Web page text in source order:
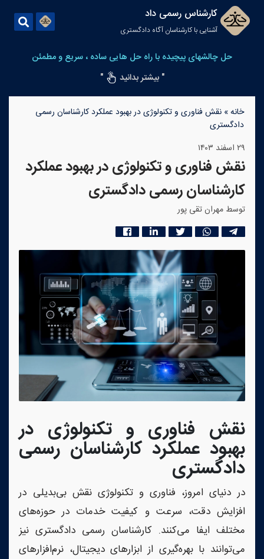
کارشناس رسمی داد
آشنایی با کارشناسان آگاه دادگستری
حل چالشهای پیچیده با راه حل هایی ساده ، سریع و مطمئن
" بیشتر بدانید
"
خانه» نقش فناوری و تکنولوژی در بهبود عملکرد کارشناسان رسمی
دادگستری
۲۹ اسفند ۱۴۰۳
نقش فناوری و تکنولوژی در بهبود عملکرد
کارشناسان رسمی دادگستری
توسط مهران تقی پور
نقش فناوری و تکنولوژی در
بهبود عملکرد کارشناسان رسمی
دادگستری
در دنیای امروز، فناوری و تکنولوژی نقش بی‌بدیلی در
افزایش دقت، سرعت و کیفیت خدمات در حوزه‌های
مختلف ایفا می‌کنند. کارشناسان رسمی دادگستری نیز
می‌توانند با بهره‌گیری از ابزارهای دیجیتال، نرم‌افزارهای